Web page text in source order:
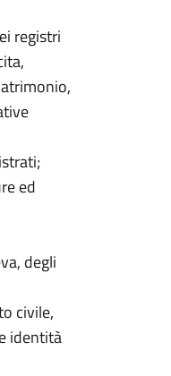
registri
ed
degli
civile,
identità